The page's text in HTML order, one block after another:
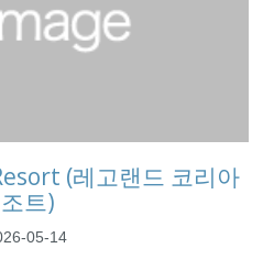
(레고랜드 코리아
트)
05-14